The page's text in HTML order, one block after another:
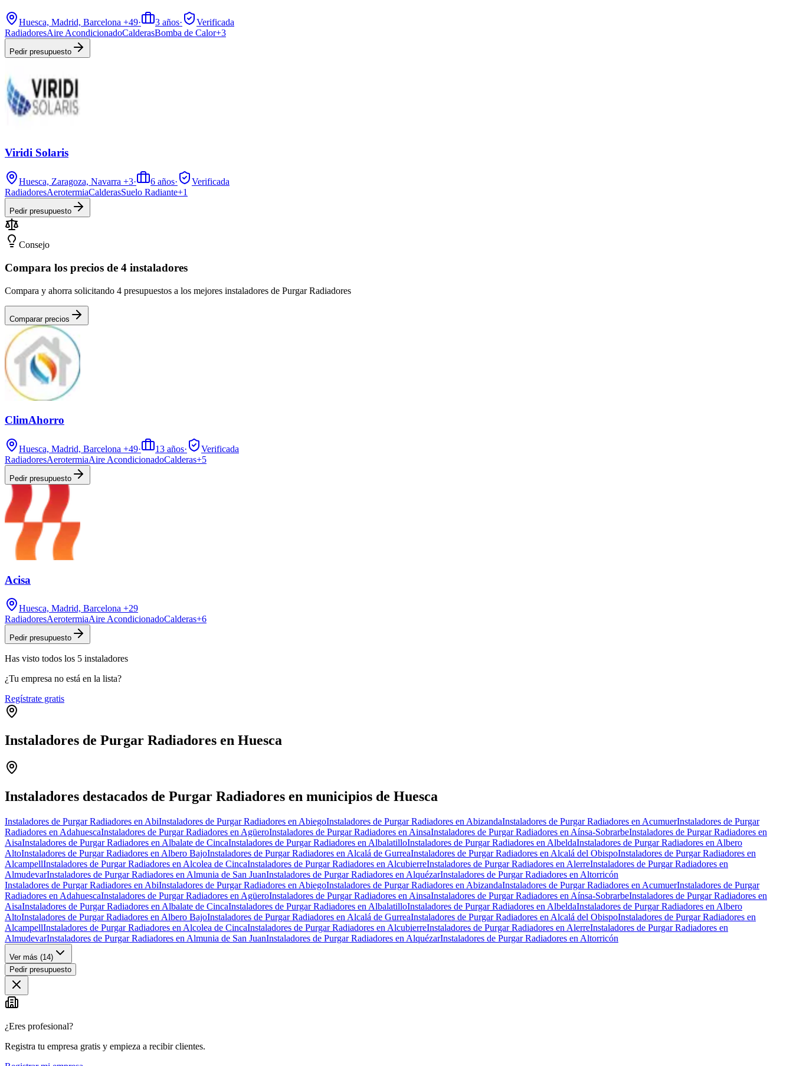
Huesca, Madrid, Barcelona +49· 3 años·
Verificada
RadiadoresAire AcondicionadoCalderasBomba de Calor+3
Pedir presupuesto
Viridi Solaris
Huesca, Zaragoza, Navarra +3· 6 años·
Verificada
RadiadoresAerotermiaCalderasSuelo Radiante+1
Pedir presupuesto
Consejo
Compara los precios de 4 instaladores
Compara y ahorra solicitando 4 presupuestos a los mejores instaladores de Purgar Radiadores
Comparar precios
ClimAhorro
Huesca, Madrid, Barcelona +49· 13 años·
Verificada
RadiadoresAerotermiaAire AcondicionadoCalderas+5
Pedir presupuesto
Acisa
Huesca, Madrid, Barcelona +29
RadiadoresAerotermiaAire AcondicionadoCalderas+6
Pedir presupuesto
Has visto todos los 5 instaladores
¿Tu empresa no está en la lista?
Regístrate gratis
Instaladores de Purgar Radiadores en Huesca
−
Instaladores destacados de Purgar Radiadores en municipios de Huesca
Instaladores de Purgar Radiadores en AbiInstaladores de Purgar Radiadores en AbiegoInstaladores de Purgar Radiadores en AbizandaInstaladores de Purgar Radiadores en AcumuerInstaladores de Purgar
Radiadores en AdahuescaInstaladores de Purgar Radiadores en AgüeroInstaladores de Purgar Radiadores en AinsaInstaladores de Purgar Radiadores en Aínsa-SobrarbeInstaladores de Purgar Radiadores en
AisaInstaladores de Purgar Radiadores en Albalate de CincaInstaladores de Purgar Radiadores en AlbalatilloInstaladores de Purgar Radiadores en AlbeldaInstaladores de Purgar Radiadores en Albero
AltoInstaladores de Purgar Radiadores en Albero BajoInstaladores de Purgar Radiadores en Alcalá de GurreaInstaladores de Purgar Radiadores en Alcalá del ObispoInstaladores de Purgar Radiadores en
AlcampellInstaladores de Purgar Radiadores en Alcolea de CincaInstaladores de Purgar Radiadores en AlcubierreInstaladores de Purgar Radiadores en AlerreInstaladores de Purgar Radiadores en
AlmudevarInstaladores de Purgar Radiadores en Almunia de San JuanInstaladores de Purgar Radiadores en AlquézarInstaladores de Purgar Radiadores en Altorricón
Instaladores de Purgar Radiadores en AbiInstaladores de Purgar Radiadores en AbiegoInstaladores de Purgar Radiadores en AbizandaInstaladores de Purgar Radiadores en AcumuerInstaladores de Purgar
Radiadores en AdahuescaInstaladores de Purgar Radiadores en AgüeroInstaladores de Purgar Radiadores en AinsaInstaladores de Purgar Radiadores en Aínsa-SobrarbeInstaladores de Purgar Radiadores en
AisaInstaladores de Purgar Radiadores en Albalate de CincaInstaladores de Purgar Radiadores en AlbalatilloInstaladores de Purgar Radiadores en AlbeldaInstaladores de Purgar Radiadores en Albero
AltoInstaladores de Purgar Radiadores en Albero BajoInstaladores de Purgar Radiadores en Alcalá de GurreaInstaladores de Purgar Radiadores en Alcalá del ObispoInstaladores de Purgar Radiadores en
AlcampellInstaladores de Purgar Radiadores en Alcolea de CincaInstaladores de Purgar Radiadores en AlcubierreInstaladores de Purgar Radiadores en AlerreInstaladores de Purgar Radiadores en
AlmudevarInstaladores de Purgar Radiadores en Almunia de San JuanInstaladores de Purgar Radiadores en AlquézarInstaladores de Purgar Radiadores en Altorricón
Ver más (14)
Pedir presupuesto
¿Eres profesional?
Registra tu empresa gratis y empieza a recibir clientes.